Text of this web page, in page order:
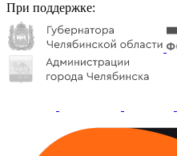
При поддержке: